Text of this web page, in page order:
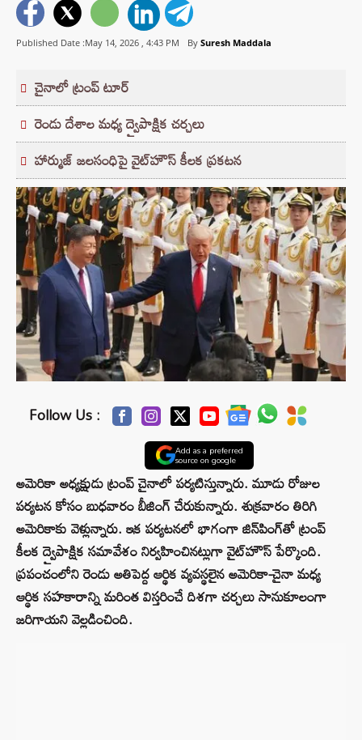
Published Date :May 14, 2026 , 4:43 PM By Suresh Maddala
చైనాలో ట్రంప్ టూర్
రెండు దేశాల మధ్య ద్వైపాక్షిక చర్చలు
హార్ముజ్‌ జలసంధిపై వైట్‌హౌస్ కీలక ప్రకటన
Follow Us :
Add as a preferred
source on google
అమెరికా అధ్యక్షుడు ట్రంప్ చైనాలో పర్యటిస్తున్నారు. మూడు రోజుల
పర్యటన కోసం బుధవారం బీజింగ్‌ చేరుకున్నారు. శుక్రవారం తిరిగి
అమెరికాకు వెళ్లున్నారు. ఇక పర్యటనలో భాగంగా జిన్‌పింగ్‌తో ట్రంప్
కీలక ద్వైపాక్షిక సమావేశం నిర్వహించినట్లుగా వైట్‌హౌస్ పేర్కొంది.
ప్రపంచంలోని రెండు అతిపెద్ద ఆర్థిక వ్యవస్థలైన అమెరికా-చైనా మధ్య
ఆర్థిక సహకారాన్ని మరింత విస్తరించే దిశగా చర్చలు సానుకూలంగా
జరిగాయని వెల్లడించింది.